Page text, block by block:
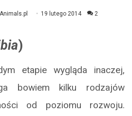
19 lutego 2014 2
)
etapie wygląda inaczej,
bowiem kilku rodzajów
od poziomu rozwoju.